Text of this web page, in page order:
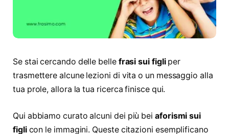
Se stai cercando delle belle frasi sui figliper
trasmettere alcune lezioni di vita o un messaggio alla
tua prole, allora la tua ricerca finisce qui.
Qui abbiamo curato alcuni dei più bei aforismi sui
figlicon le immagini. Queste citazioni esemplificano